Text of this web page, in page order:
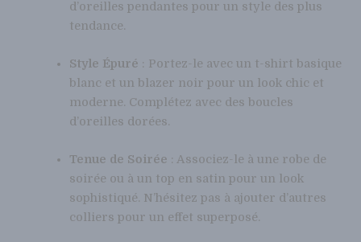
d’oreilles pendantes pour un style des plus
tendance.
Style Épuré : Portez-le avec un t-shirt basique
blanc et un blazer noir pour un look chic et
moderne. Complétez avec des boucles
d’oreilles dorées.
Tenue de Soirée : Associez-le à une robe de
soirée ou à un top en satin pour un look
sophistiqué. N’hésitez pas à ajouter d’autres
colliers pour un effet superposé.